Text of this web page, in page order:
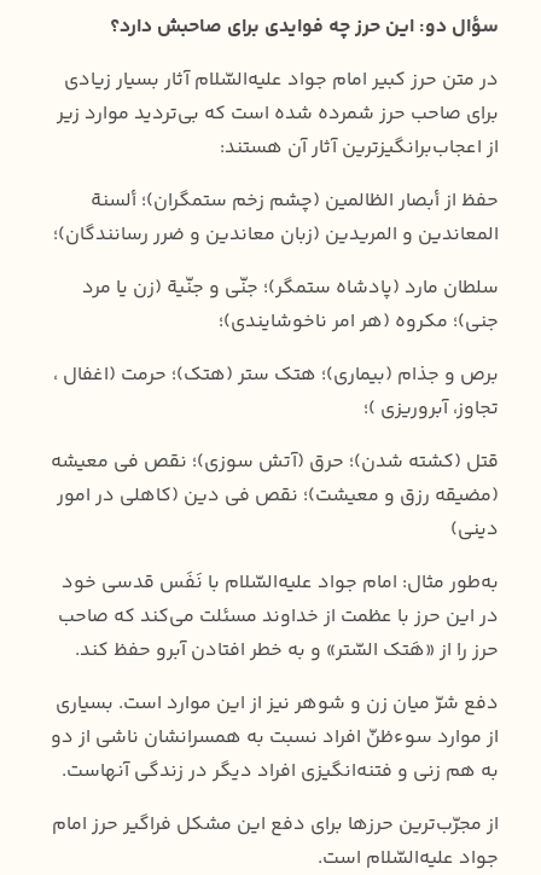
سؤال دو: این حرز چه فوایدی برای صاحبش دارد؟
در متن حرز کبیر امام جواد علیه‌السّلام آثار بسیار زیادی
برای صاحب حرز شمرده شده است که بی‌تردید موارد زیر
از اعجاب‌برانگیزترین آثار آن هستند:
حفظ از أبصار الظالمین (چشم زخم ستمگران)؛ ألسنة
المعاندین و المریدین (زبان معاندین و ضرر رسانندگان)؛
سلطان مارد (پادشاه ستمگر)؛ جنّی و جنّیة (‌زن یا مرد
جنی)؛ مکروه (‌هر امر ناخوشایندی)؛
برص و جذام (‌بیماری)؛ هتک ستر (‌هتک)؛ حرمت (اغفال ،
تجاوز، آبروریزی )؛
قتل (کشته شدن)؛ حرق (‌آتش سوزی)؛‌ نقص فی معیشه
(‌مضیقه رزق و معیشت)؛ نقص فی دین (کاهلی در امور
دینی)
به‌طور مثال: امام جواد علیه‌السّلام با نَفَس قدسی خود
در این حرز با عظمت از خداوند مسئلت می‌کند که صاحب
حرز را از «هَتک السّتر» و به خطر افتادن آبرو حفظ کند.
دفع شرّ میان زن و شوهر نیز از این موارد است. بسیاری
از موارد سوءظنّ افراد نسبت به همسرانشان ناشی از دو‌
به‌ هم‌ زنی و فتنه‌انگیزی افراد دیگر در زندگی آنهاست.
از مجرّب‌ترین حرزها برای دفع این مشکل فراگیر حرز امام
جواد علیه‌السّلام است.️